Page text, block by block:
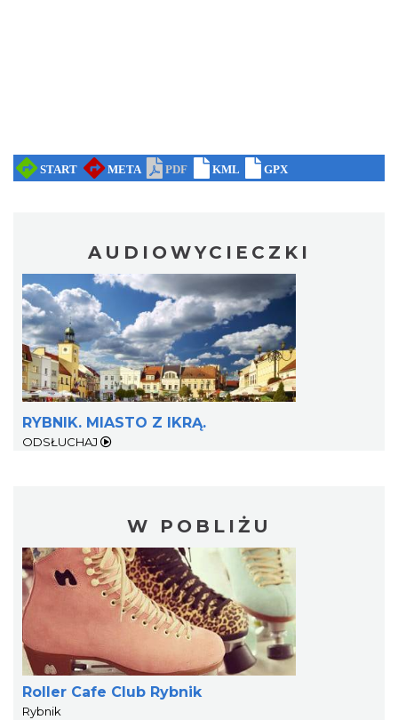
AUDIOWYCIECZKI
RYBNIK. MIASTO Z IKRĄ.
ODSŁUCHAJ
W POBLIŻU
Roller Cafe Club Rybnik
Rybnik